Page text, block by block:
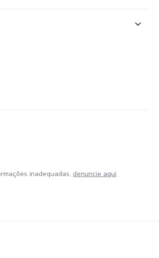
inadequadas, denuncie aqui